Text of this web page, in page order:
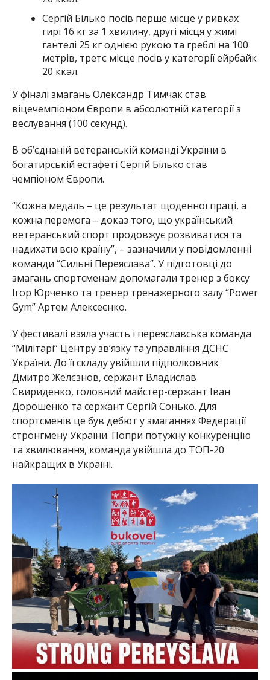
Сергій Білько посів перше місце у ривках
гирі 16 кг за 1 хвилину, другі місця у жимі
гантелі 25 кг однією рукою та греблі на 100
метрів, третє місце посів у категорії ейрбайк
20 ккал.
У фіналі змагань Олександр Тимчак став
віцечемпіоном Європи в абсолютній категорії з
веслування (100 секунд).
В об’єднаній ветеранській команді України в
богатирській естафеті Сергій Білько став
чемпіоном Європи.
“Кожна медаль – це результат щоденної праці, а
кожна перемога – доказ того, що український
ветеранський спорт продовжує розвиватися та
надихати всю країну”, – зазначили у повідомленні
команди “Сильні Переяслава”. У підготовці до
змагань спортсменам допомагали тренер з боксу
Ігор Юрченко та тренер тренажерного залу “Power
Gym” Артем Алексеєнко.
У фестивалі взяла участь і переяславська команда
“Мілітарі” Центру зв’язку та управління ДСНС
України. До її складу увійшли підполковник
Дмитро Желєзнов, сержант Владислав
Свириденко, головний майстер-сержант Іван
Дорошенко та сержант Сергій Сонько. Для
спортсменів це був дебют у змаганнях Федерації
стронгмену України. Попри потужну конкуренцію
та хвилювання, команда увійшла до ТОП-20
найкращих в Україні.